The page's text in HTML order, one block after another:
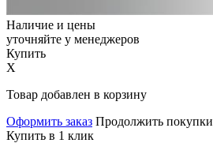
Наличие и цены
уточняйте у менеджеров
Купить
X
Товар добавлен в корзину
Оформить заказ Продолжить покупки
Купить в 1 клик